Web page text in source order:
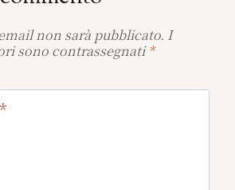
non sarà pubblicato. I
sono contrassegnati *
*